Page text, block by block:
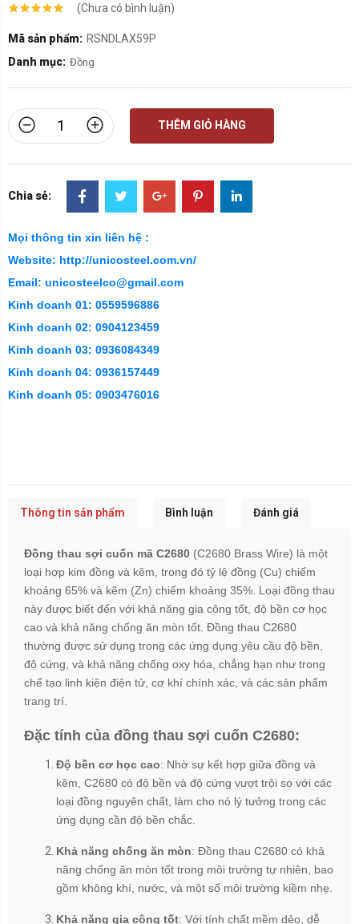
(Chưa có bình luận)
Mã sản phẩm: RSNDLAX59P
Danh mục: Đồng
THÊM GIỎ HÀNG
Chia sẻ:
Mọi thông tin xin liên hệ :
Website: http://unicosteel.com.vn/
Email: unicosteelco@gmail.com
Kinh doanh 01: 0559596886
Kinh doanh 02: 0904123459
Kinh doanh 03: 0936084349
Kinh doanh 04: 0936157449
Kinh doanh 05: 0903476016
Thông tin sản phẩm Bình luận Đánh giá
Đồng thau sợi cuốn mã C2680 (C2680 Brass Wire) là một
loại hợp kim đồng và kẽm, trong đó tỷ lệ đồng (Cu) chiếm
khoảng 65% và kẽm (Zn) chiếm khoảng 35%. Loại đồng thau
này được biết đến với khả năng gia công tốt, độ bền cơ học
cao và khả năng chống ăn mòn tốt. Đồng thau C2680
thường được sử dụng trong các ứng dụng yêu cầu độ bền,
độ cứng, và khả năng chống oxy hóa, chẳng hạn như trong
chế tạo linh kiện điện tử, cơ khí chính xác, và các sản phẩm
trang trí.
Đặc tính của đồng thau sợi cuốn C2680:
Độ bền cơ học cao: Nhờ sự kết hợp giữa đồng và
kẽm, C2680 có độ bền và độ cứng vượt trội so với các
loại đồng nguyên chất, làm cho nó lý tưởng trong các
ứng dụng cần độ bền chắc.
Khả năng chống ăn mòn: Đồng thau C2680 có khả
năng chống ăn mòn tốt trong môi trường tự nhiên, bao
gồm không khí, nước, và một số môi trường kiềm nhẹ.
Khả năng gia công tốt: Với tính chất mềm dẻo, dễ